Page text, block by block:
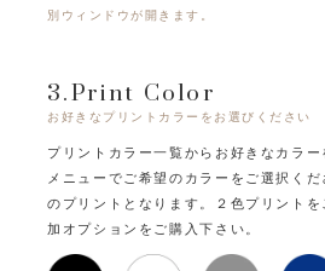
別ウィンドウが開きます。
3.Print Color
お好きなプリントカラーをお選びください
プリントカラー一覧からお好きなカラ
メニューでご希望のカラーをご選択くだ
のプリントとなります。
２色プリント
加オプションをご購入下さい。